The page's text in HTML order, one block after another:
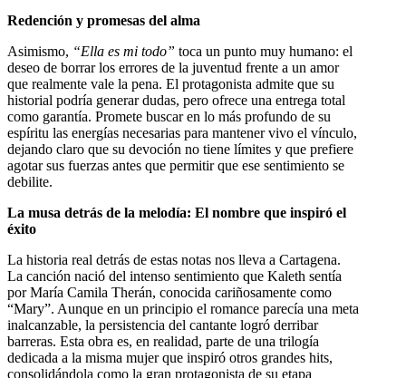
Redención y promesas del alma
Asimismo, “Ella es mi todo” toca un punto muy humano: el
deseo de borrar los errores de la juventud frente a un amor
que realmente vale la pena. El protagonista admite que su
historial podría generar dudas, pero ofrece una entrega total
como garantía. Promete buscar en lo más profundo de su
espíritu las energías necesarias para mantener vivo el vínculo,
dejando claro que su devoción no tiene límites y que prefiere
agotar sus fuerzas antes que permitir que ese sentimiento se
debilite.
La musa detrás de la melodía: El nombre que inspiró el
éxito
La historia real detrás de estas notas nos lleva a Cartagena.
La canción nació del intenso sentimiento que Kaleth sentía
por María Camila Therán, conocida cariñosamente como
“Mary”. Aunque en un principio el romance parecía una meta
inalcanzable, la persistencia del cantante logró derribar
barreras. Esta obra es, en realidad, parte de una trilogía
dedicada a la misma mujer que inspiró otros grandes hits,
consolidándola como la gran protagonista de su etapa